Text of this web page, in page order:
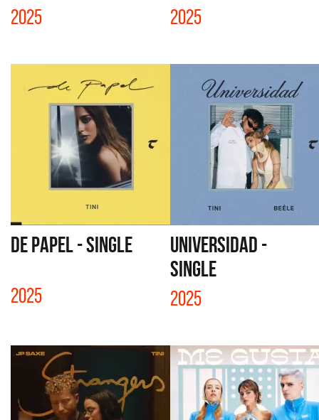
2025 2025
DE PAPEL - SINGLE
2025
UNIVERSIDAD -
SINGLE
2025